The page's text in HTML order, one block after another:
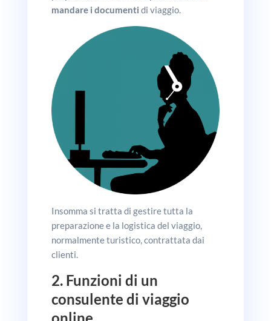
mandare i documenti di viaggio.
Insomma si tratta di gestire tutta la
preparazione e la logistica del viaggio,
normalmente turistico, contrattata dai
clienti.
2. Funzioni di un
consulente di viaggio